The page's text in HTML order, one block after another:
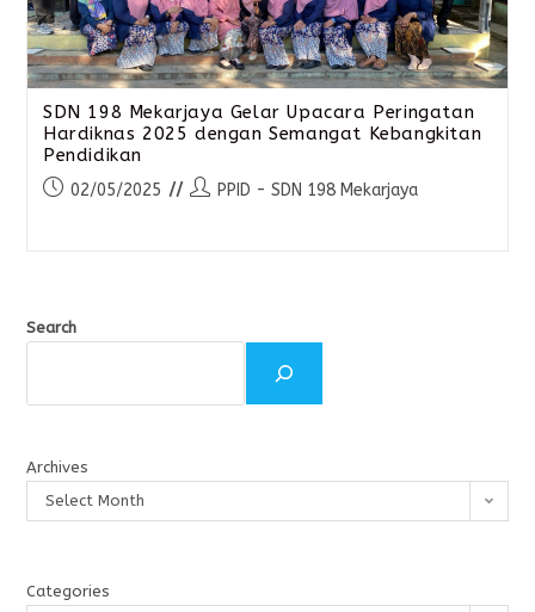
SDN 198 Mekarjaya Gelar Upacara Peringatan
Hardiknas 2025 dengan Semangat Kebangkitan
Pendidikan
02/05/2025 PPID - SDN 198 Mekarjaya
Search
Archives
Select Month
Categories